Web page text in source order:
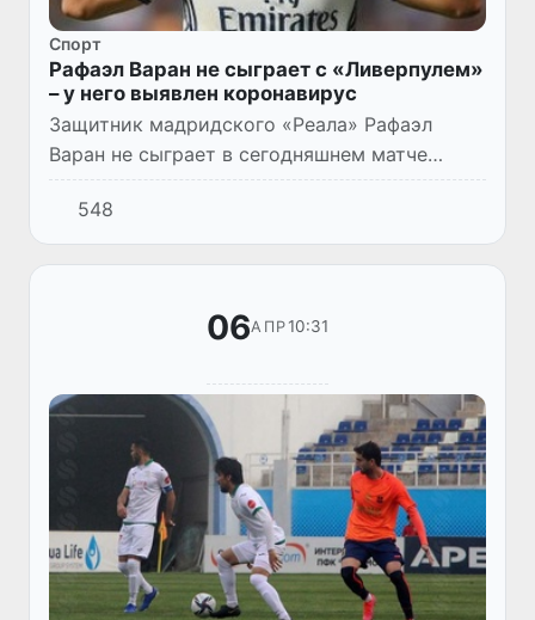
Спорт
Рафаэл Варан не сыграет с «Ливерпулем»
– у него выявлен коронавирус
Защитник мадридского «Реала» Рафаэл
Варан не сыграет в сегодняшнем матче
четвертьфинала Лиги чемпионов УЕФА
против «Ливерпуля», у футболиста выявлен
коронавирус.
548
06АПР10:31